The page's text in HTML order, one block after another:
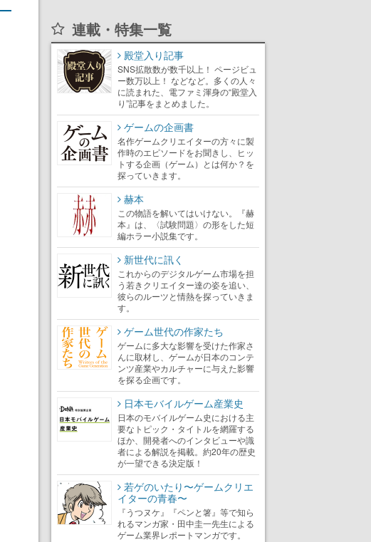
連載・特集一覧
殿堂入り記事
SNS拡散数が数千以上！ ページビュ
ー数万以上！ などなど。多くの人々
に読まれた、電ファミ渾身の“殿堂入
り”記事をまとめました。
ゲームの企画書
名作ゲームクリエイターの方々に製
作時のエピソードをお聞きし、ヒッ
トする企画（ゲーム）とは何か？を
探っていきます。
赫本
この物語を解いてはいけない。『赫
本』は、〈試験問題〉の形をした短
編ホラー小説集です。
新世代に訊く
これからのデジタルゲーム市場を担
う若きクリエイター達の姿を追い、
彼らのルーツと情熱を探っていきま
す。
ゲーム世代の作家たち
ゲームに多大な影響を受けた作家さ
んに取材し、ゲームが日本のコンテ
ンツ産業やカルチャーに与えた影響
を探る企画です。
日本モバイルゲーム産業史
日本のモバイルゲーム史における主
要なトピック・タイトルを網羅する
ほか、開発者へのインタビューや識
者による解説を掲載。約20年の歴史
が一望できる決定版！
若ゲのいたり〜ゲームクリエ
イターの青春〜
『うつヌケ』『ペンと箸』等で知ら
れるマンガ家・田中圭一先生による
ゲーム業界レポートマンガです。